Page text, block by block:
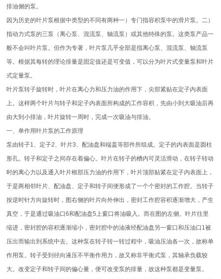
排油侧的泵。
因为历史的叶片泵根据中类型的不同有两种一）专门指容积泵中的滑片泵。二）
指动力式泵的三泵（离心泵、混流泵、轴流泵）或其他特殊的泵。这类泵产品一
般不会叫叶片泵。但作为专著，叶片泵几乎全部是指离心泵、混流泵、轴流泵
等。根据其每转的理论排量是固定值还是可变值，可以分为叶片式变量泵和叶片
式定量泵。
叶片泵转子旋转时，叶片在离心力和压力油的作用下，尖部紧贴在定子内表面
上。这样两个叶片与转子和定子内表面所构成的工作容积，先由小到大吸油后再
由大到小排油，叶片旋转一周时，完成一次吸油与排油。
一、单作用叶片泵的工作原理
泵由转子1、定子2、叶片3、配油盘和端盖等部件所组成。定子的内表面是圆柱
形孔。转子和定子之间存在着偏心。叶片在转子的槽内可灵活滑动，在转子转动
时的离心力以及通入叶片根部压力油的作用下，叶片顶部贴紧在定子内表面上，
于是两相邻叶片、配油盘、定子和转子间便形成了一个个密封的工作腔。当转子
按逆时针方向旋转时，图右侧的叶片向外伸出，密封工作腔容积逐渐增大，产生
真空，于是通过吸油口6和配油盘5上窗口将油吸入。而在图的左侧。叶片往里
缩进，密封腔的容积逐渐缩小，密封腔中的油液经配油盘另一窗口和压油口1被
压出而输出到系统中去。这种泵在转子转一转过程中，吸油压油各一次，故称单
作用泵。转子受到径向液压不平衡作用力，故又称非平衡式泵，其轴承负载较
大。改变定子和转子间的偏心量，便可改变泵的排量，故这种泵都是变量泵。